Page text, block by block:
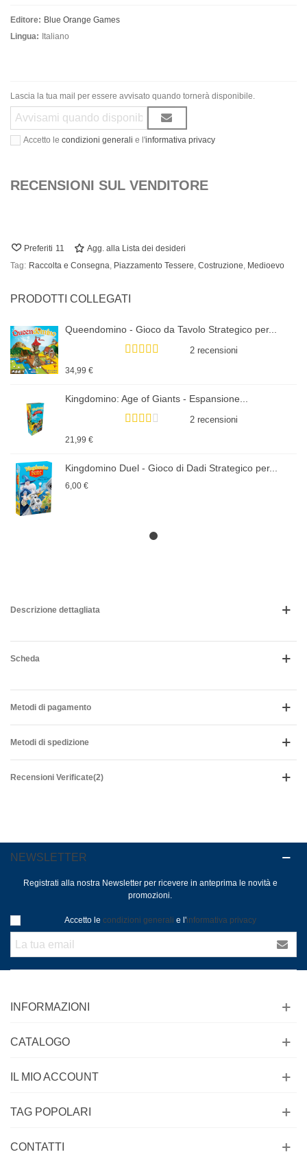
Editore: Blue Orange Games
Lingua: Italiano
Lascia la tua mail per essere avvisato quando tornerà disponibile.
Accetto le condizioni generali e l'informativa privacy
RECENSIONI SUL VENDITORE
Preferiti 11
Agg. alla Lista dei desideri
Tag: Raccolta e Consegna, Piazzamento Tessere, Costruzione, Medioevo
PRODOTTI COLLEGATI
Queendomino - Gioco da Tavolo Strategico per...
2 recensioni
34,99 €
Kingdomino: Age of Giants - Espansione...
2 recensioni
21,99 €
Kingdomino Duel - Gioco di Dadi Strategico per...
6,00 €
Descrizione dettagliata
Scheda
Metodi di pagamento
Metodi di spedizione
Recensioni Verificate(2)
NEWSLETTER
Registrati alla nostra Newsletter per ricevere in anteprima le novità e
promozioni.
Accetto le condizioni generali e l'informativa privacy
INFORMAZIONI
CATALOGO
IL MIO ACCOUNT
TAG POPOLARI
CONTATTI